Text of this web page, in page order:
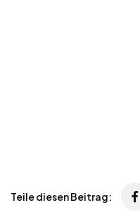
Teile diesen Beitrag: